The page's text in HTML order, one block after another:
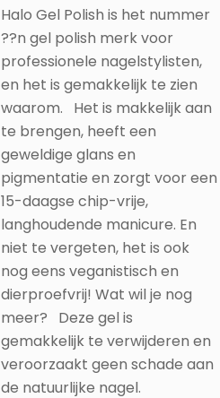
professionele nagelstylisten,
en het is gemakkelijk te zien
waarom. Het is makkelijk aan
te brengen, heeft een
geweldige glans en
pigmentatie en zorgt voor een
15-daagse chip-vrije,
langhoudende manicure. En
niet te vergeten, het is ook
nog eens veganistisch en
dierproefvrij! Wat wil je nog
meer? Deze gel is
gemakkelijk te verwijderen en
veroorzaakt geen schade aan
de natuurlijke nagel.
Bovendien is deze gel polish
zowel UV- als LED uithardbaar.